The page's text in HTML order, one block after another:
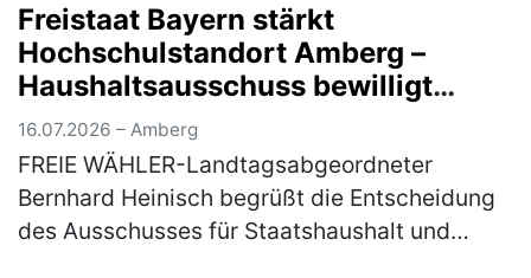
können die Teilnehmer*innen am Mittwoch,
22. Jul…(mehr)
Freistaat Bayern stärkt
Hochschulstandort Amberg –
Haushaltsausschuss bewilligt
Nachtrag für Brandschutz- und
Sanierungsmaßnahmen
16.07.2026 – Amberg
FREIE WÄHLER-Landtagsabgeordneter
Bernhard Heinisch begrüßt die Entscheidung
des Ausschusses für Staatshaushalt und